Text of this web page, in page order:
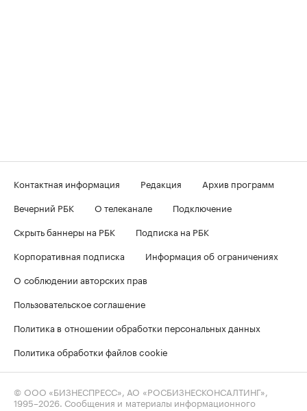
Контактная информация Редакция
Архив программ
Вечерний РБК
О телеканале
Подключение
Скрыть баннеры на РБК
Подписка на РБК
Корпоративная подписка
Информация об ограничениях
О соблюдении авторских прав
Пользовательское соглашение
Политика в отношении обработки персональных данных
Политика обработки файлов cookie
© ООО «БИЗНЕСПРЕСС», АО «РОСБИЗНЕСКОНСАЛТИНГ»,
1995–2026 . Сообщения и материалы информационного